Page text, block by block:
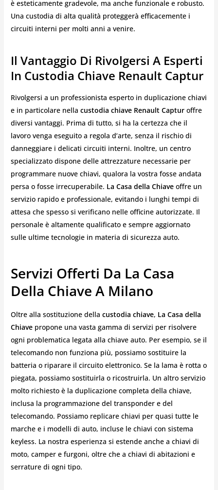
è esteticamente gradevole, ma anche funzionale e robusto.
Una custodia di alta qualità proteggerà efficacemente i
circuiti interni per molti anni a venire.
Il Vantaggio Di Rivolgersi A Esperti
In Custodia Chiave Renault Captur
Rivolgersi a un professionista esperto in duplicazione chiavi
e in particolare nella custodia chiave Renault Capturoffre
diversi vantaggi. Prima di tutto, si ha la certezza che il
lavoro venga eseguito a regola d’arte, senza il rischio di
danneggiare i delicati circuiti interni. Inoltre, un centro
specializzato dispone delle attrezzature necessarie per
programmare nuove chiavi, qualora la vostra fosse andata
persa o fosse irrecuperabile. La Casa della Chiaveoffre un
servizio rapido e professionale, evitando i lunghi tempi di
attesa che spesso si verificano nelle officine autorizzate. Il
personale è altamente qualificato e sempre aggiornato
sulle ultime tecnologie in materia di sicurezza auto.
Servizi Offerti Da La Casa
Della Chiave A Milano
Oltre alla sostituzione della custodia chiave, La Casa della
Chiavepropone una vasta gamma di servizi per risolvere
ogni problematica legata alla chiave auto. Per esempio, se il
telecomando non funziona più, possiamo sostituire la
batteria o riparare il circuito elettronico. Se la lama è rotta o
piegata, possiamo sostituirla o ricostruirla. Un altro servizio
molto richiesto è la duplicazione completa della chiave,
inclusa la programmazione del transponder e del
telecomando. Possiamo replicare chiavi per quasi tutte le
marche e i modelli di auto, incluse le chiavi con sistema
keyless. La nostra esperienza si estende anche a chiavi di
moto, camper e furgoni, oltre che a chiavi di abitazioni e
serrature di ogni tipo.